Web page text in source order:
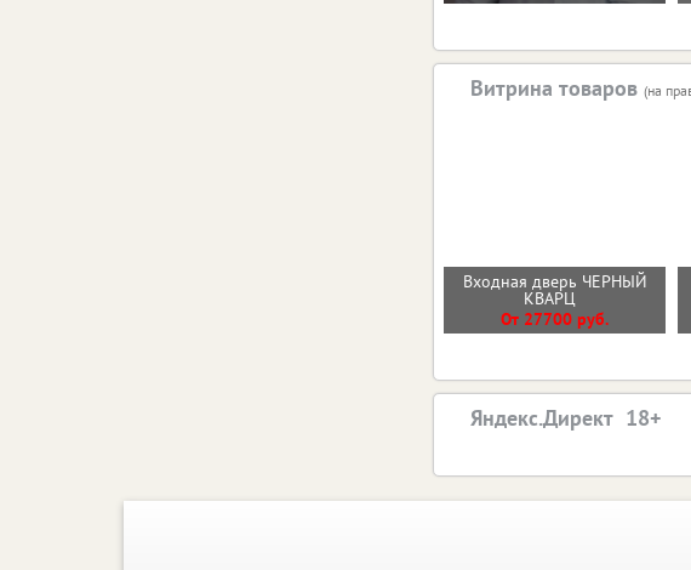
Витрина товаров (на
Входная дверь ЧЕРНЫЙ
КВАРЦ
От 27700 руб.
Яндекс.Директ